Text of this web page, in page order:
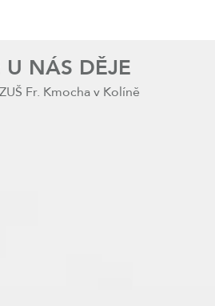
U NÁS DĚJE
Fr. Kmocha v Kolíně